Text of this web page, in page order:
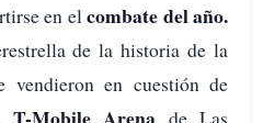
en elcombate del año.
de la historia de la
vendieron en cuestión de
de Las